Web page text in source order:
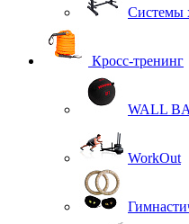
Системы
Кросс-тренинг
WALL
WorkOut